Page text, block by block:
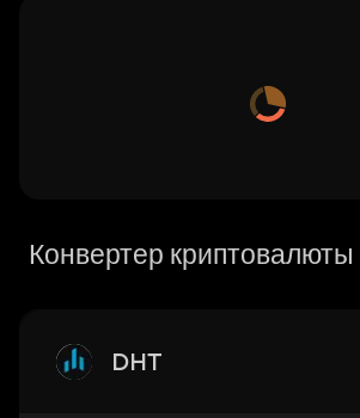
Конвертер криптовалюты
DHT